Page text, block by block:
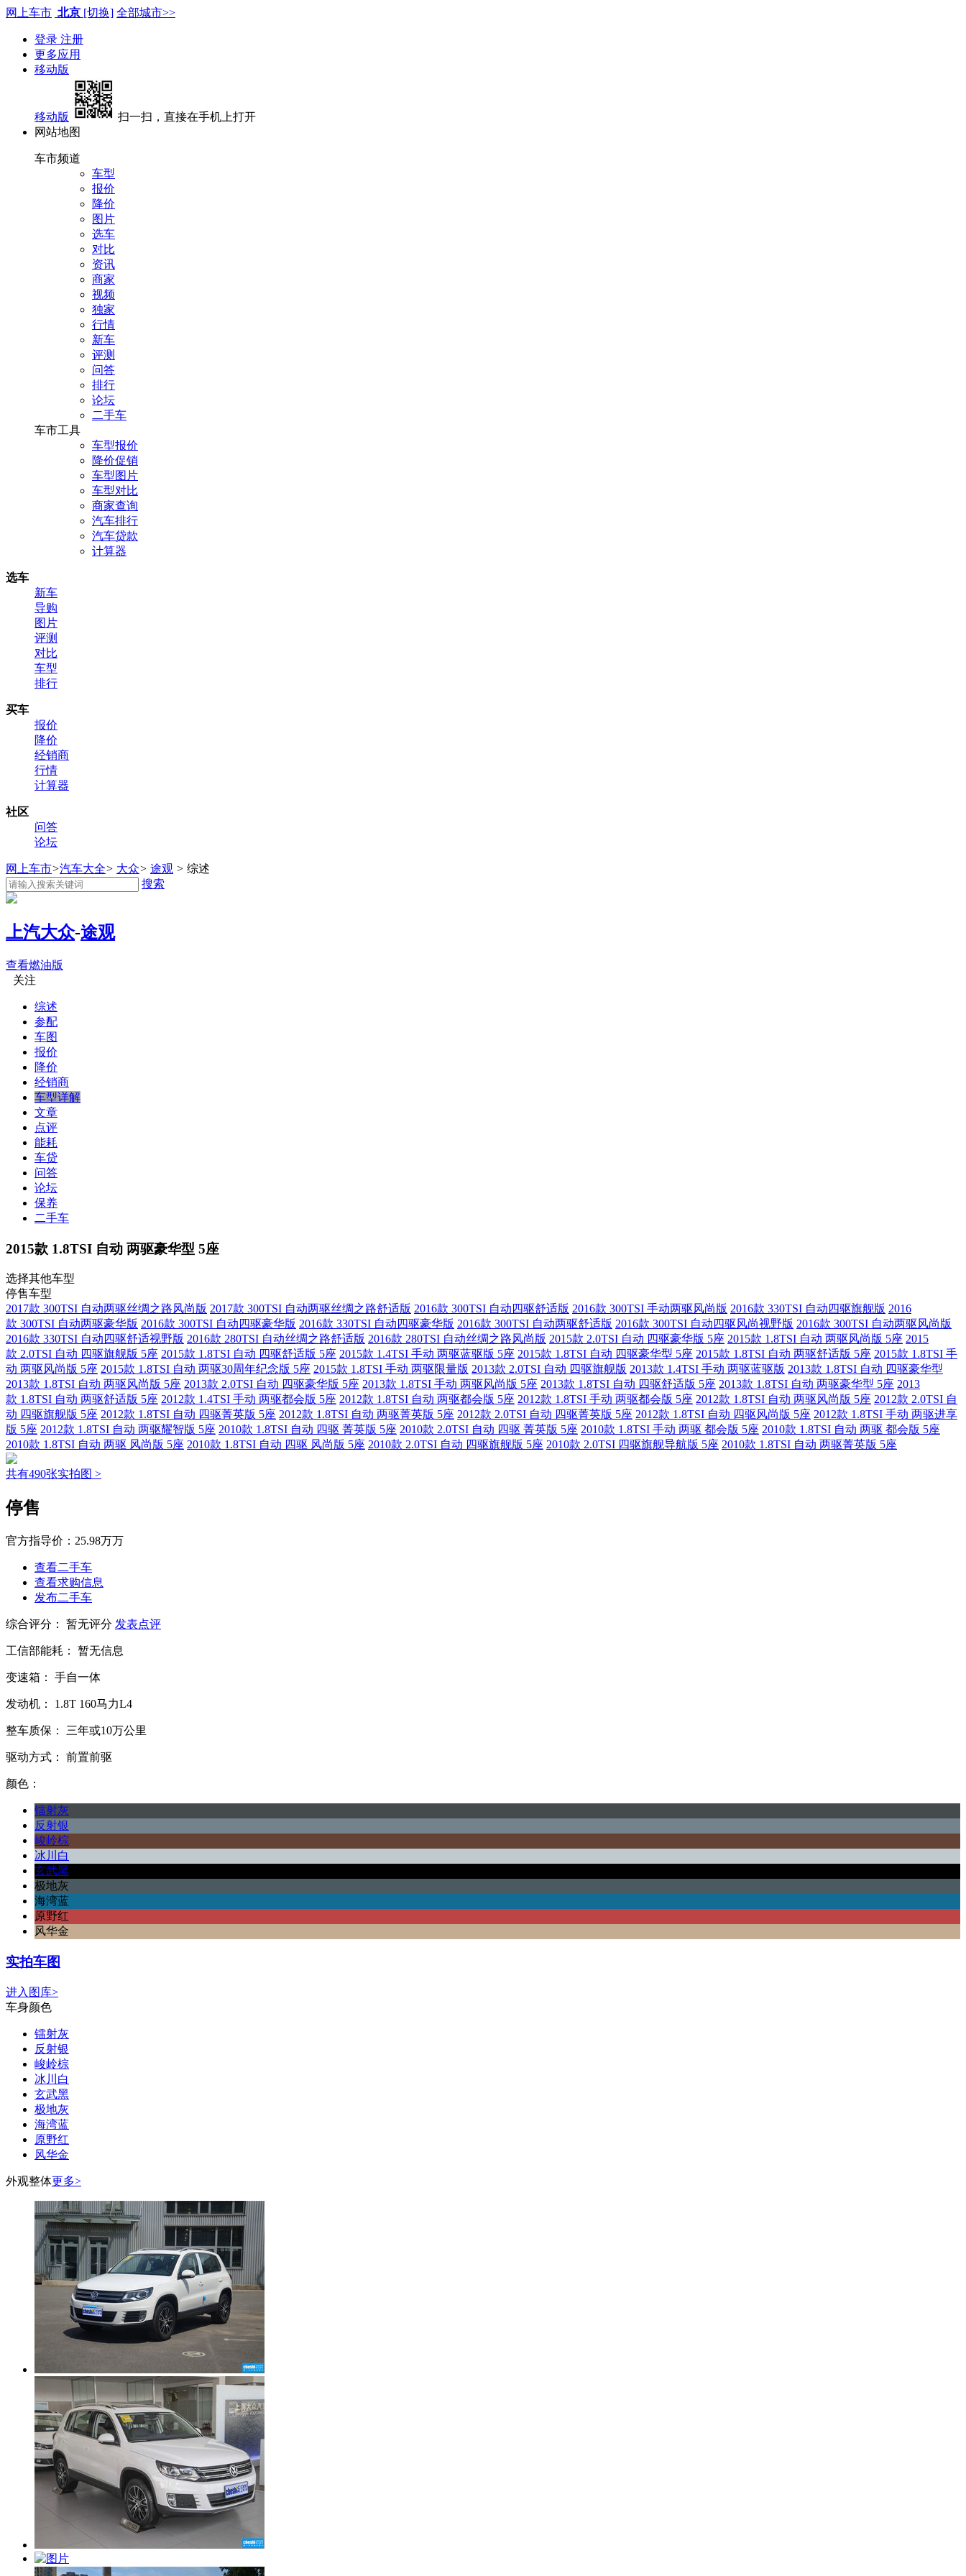
网上车市 北京 [切换] 全部城市>>
登录 注册
更多应用
移动版
移动版
扫一扫，直接在手机上打开
网站地图
车市频道
车型
报价
降价
图片
选车
对比
资讯
商家
视频
独家
行情
新车
评测
问答
排行
论坛
二手车
车市工具
车型报价
降价促销
车型图片
车型对比
商家查询
汽车排行
汽车贷款
计算器
选车
新车
导购
图片
评测
对比
车型
排行
买车
报价
降价
经销商
行情
计算器
社区
问答
论坛
网上车市>汽车大全> 大众> 途观 > 综述
搜索
上汽大众-途观
查看燃油版
关注
综述
参配
车图
报价
降价
经销商
车型详解
文章
点评
能耗
车贷
问答
论坛
保养
二手车
2015款 1.8TSI 自动 两驱豪华型 5座
选择其他车型
停售车型
2017款 300TSI 自动两驱丝绸之路风尚版 2017款 300TSI 自动两驱丝绸之路舒适版 2016款 300TSI 自动四驱舒适版 2016款 300TSI 手动两驱风尚版 2016款 330TSI 自动四驱旗舰版 2016
款 300TSI 自动两驱豪华版 2016款 300TSI 自动四驱豪华版 2016款 330TSI 自动四驱豪华版 2016款 300TSI 自动两驱舒适版 2016款 300TSI 自动四驱风尚视野版 2016款 300TSI 自动两驱风尚版
2016款 330TSI 自动四驱舒适视野版 2016款 280TSI 自动丝绸之路舒适版 2016款 280TSI 自动丝绸之路风尚版 2015款 2.0TSI 自动 四驱豪华版 5座 2015款 1.8TSI 自动 两驱风尚版 5座 2015
款 2.0TSI 自动 四驱旗舰版 5座 2015款 1.8TSI 自动 四驱舒适版 5座 2015款 1.4TSI 手动 两驱蓝驱版 5座 2015款 1.8TSI 自动 四驱豪华型 5座 2015款 1.8TSI 自动 两驱舒适版 5座 2015款 1.8TSI 手
动 两驱风尚版 5座 2015款 1.8TSI 自动 两驱30周年纪念版 5座 2015款 1.8TSI 手动 两驱限量版 2013款 2.0TSI 自动 四驱旗舰版 2013款 1.4TSI 手动 两驱蓝驱版 2013款 1.8TSI 自动 四驱豪华型
2013款 1.8TSI 自动 两驱风尚版 5座 2013款 2.0TSI 自动 四驱豪华版 5座 2013款 1.8TSI 手动 两驱风尚版 5座 2013款 1.8TSI 自动 四驱舒适版 5座 2013款 1.8TSI 自动 两驱豪华型 5座 2013
款 1.8TSI 自动 两驱舒适版 5座 2012款 1.4TSI 手动 两驱都会版 5座 2012款 1.8TSI 自动 两驱都会版 5座 2012款 1.8TSI 手动 两驱都会版 5座 2012款 1.8TSI 自动 两驱风尚版 5座 2012款 2.0TSI 自
动 四驱旗舰版 5座 2012款 1.8TSI 自动 四驱菁英版 5座 2012款 1.8TSI 自动 两驱菁英版 5座 2012款 2.0TSI 自动 四驱菁英版 5座 2012款 1.8TSI 自动 四驱风尚版 5座 2012款 1.8TSI 手动 两驱进享
版 5座 2012款 1.8TSI 自动 两驱耀智版 5座 2010款 1.8TSI 自动 四驱 菁英版 5座 2010款 2.0TSI 自动 四驱 菁英版 5座 2010款 1.8TSI 手动 两驱 都会版 5座 2010款 1.8TSI 自动 两驱 都会版 5座
2010款 1.8TSI 自动 两驱 风尚版 5座 2010款 1.8TSI 自动 四驱 风尚版 5座 2010款 2.0TSI 自动 四驱旗舰版 5座 2010款 2.0TSI 四驱旗舰导航版 5座 2010款 1.8TSI 自动 两驱菁英版 5座
共有490张实拍图 >
停售
官方指导价： 25.98万万
查看二手车
查看求购信息
发布二手车
综合评分： 暂无评分 发表点评
工信部能耗： 暂无信息
变速箱： 手自一体
发动机： 1.8T 160马力L4
整车质保： 三年或10万公里
驱动方式： 前置前驱
颜色：
镭射灰
反射银
峻岭棕
冰川白
玄武黑
极地灰
海湾蓝
原野红
风华金
实拍车图
进入图库>
车身颜色
镭射灰
反射银
峻岭棕
冰川白
玄武黑
极地灰
海湾蓝
原野红
风华金
外观整体更多>